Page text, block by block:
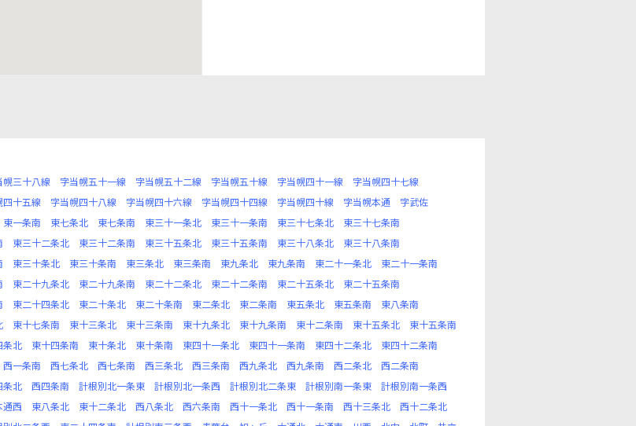
幌三十八線 字当幌五十一線 字当幌五十二線 字当幌五十線 字当幌四十一線
字当幌四十七線
四十五線 字当幌四十八線 字当幌四十六線 字当幌四十四線 字当幌四十線 字当幌本通
字武佐
東一条南 東七条北 東七条南 東三十一条北 東三十一条南 東三十七条北
東三十七条南
東三十二条北 東三十二条南 東三十五条北 東三十五条南 東三十八条北
東三十八条南
東三十条北 東三十条南 東三条北 東三条南 東九条北 東九条南 東二十一条北
東二十一条南
東二十九条北 東二十九条南 東二十二条北 東二十二条南 東二十五条北
東二十五条南
東二十四条北 東二十条北 東二十条南 東二条北 東二条南 東五条北 東五条南
東八条南
東十七条南 東十三条北 東十三条南 東十九条北 東十九条南 東十二条南 東十五条北
東十五条南
条北 東十四条南 東十条北 東十条南 東四十一条北 東四十一条南 東四十二条北
東四十二条南
西一条南 西七条北 西七条南 西三条北 西三条南 西九条北 西九条南 西二条北
西二条南
条北 西四条南 計根別北一条東 計根別北一条西 計根別北二条東 計根別南一条東
計根別南一条西
通西 東八条北 東十二条北 西八条北 西六条南 西十一条北 西十一条南 西十三条北
西十二条北